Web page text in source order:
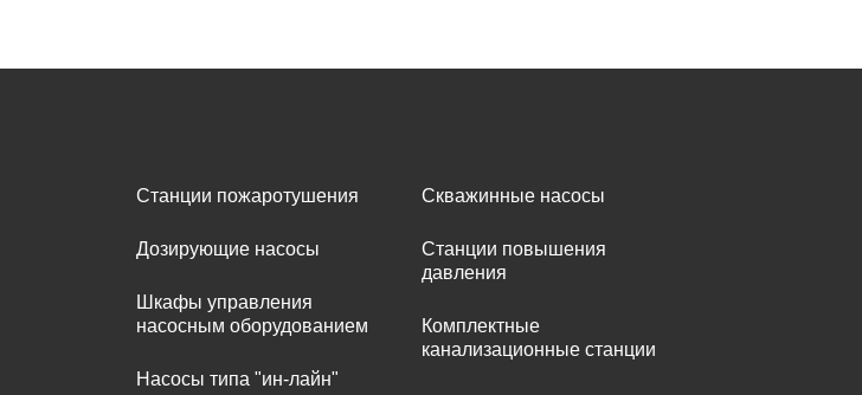
Станции пожаротушения
Дозирующие насосы
Шкафы управления
насосным оборудованием
Насосы типа "ин-лайн"
Скважинные насосы
Станции повышения
давления
Комплектные
канализационные станции